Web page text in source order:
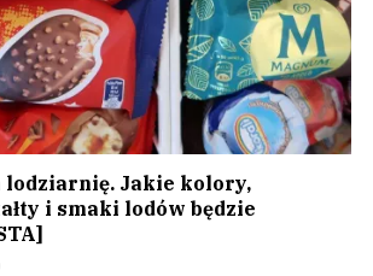
lodziarnię. Jakie kolory,
i smaki lodów będzie